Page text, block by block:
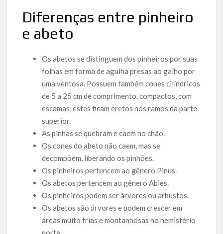
Diferenças entre pinheiro
e abeto
Os abetos se distinguem dos pinheiros por suas
folhas em forma de agulha presas ao galho por
uma ventosa. Possuem também cones cilíndricos
de 5 a 25 cm de comprimento, compactos, com
escamas, estes ficam eretos nos ramos da parte
superior.
As pinhas se quebram e caem no chão.
Os cones do abeto não caem, mas se
decompõem, liberando os pinhões.
Os pinheiros pertencem ao gênero Pinus.
Os abetos pertencem ao gênero Abies.
Os pinheiros podem ser árvores ou arbustos.
Os abetos são árvores e podem crescer em
áreas muito frias e montanhosas no hemisfério